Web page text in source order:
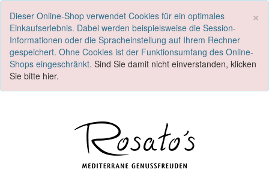
×
Dieser Online-Shop verwendet Cookies für ein optimales
Einkaufserlebnis. Dabei werden beispielsweise die Session-
Informationen oder die Spracheinstellung auf Ihrem Rechner
gespeichert. Ohne Cookies ist der Funktionsumfang des Online-
Shops eingeschränkt. Sind Sie damit nicht einverstanden, klicken
Sie bitte hier.